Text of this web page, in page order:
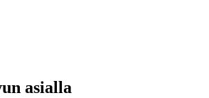
asialla